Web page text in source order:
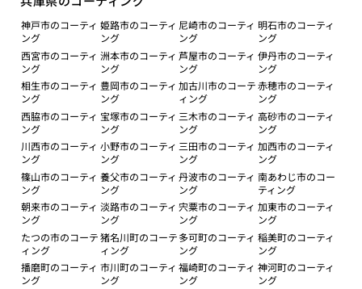
神戸市のコーティ
ング
姫路市のコーティ
ング
尼崎市のコーティ
ング
明石市のコーティ
ング
西宮市のコーティ
ング
洲本市のコーティ
ング
芦屋市のコーティ
ング
伊丹市のコーティ
ング
相生市のコーティ
ング
豊岡市のコーティ
ング
加古川市のコーテ
ィング
赤穂市のコーティ
ング
西脇市のコーティ
ング
宝塚市のコーティ
ング
三木市のコーティ
ング
高砂市のコーティ
ング
川西市のコーティ
ング
小野市のコーティ
ング
三田市のコーティ
ング
加西市のコーティ
ング
篠山市のコーティ
ング
養父市のコーティ
ング
丹波市のコーティ
ング
南あわじ市のコー
ティング
朝来市のコーティ
ング
淡路市のコーティ
ング
宍粟市のコーティ
ング
加東市のコーティ
ング
たつの市のコーテ
ィング
猪名川町のコーテ
ィング
多可町のコーティ
ング
稲美町のコーティ
ング
播磨町のコーティ
ング
市川町のコーティ
ング
福崎町のコーティ
ング
神河町のコーティ
ング